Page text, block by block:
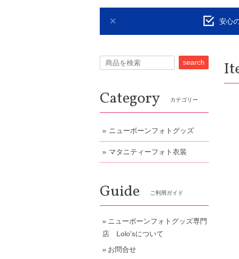
安心
search
Category カテゴリー
ニューボーンフォトグッズ
マタニティーフォト衣装
Guide ご利用ガイド
ニューボーンフォトグッズ専門
店 Lolo'sについて
お問合せ